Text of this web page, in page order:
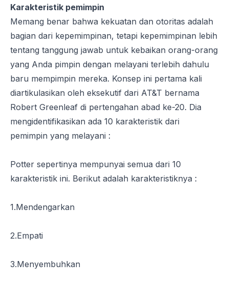
Karakteristik pemimpin
Memang benar bahwa kekuatan dan otoritas adalah
bagian dari kepemimpinan, tetapi kepemimpinan lebih
tentang tanggung jawab untuk kebaikan orang-orang
yang Anda pimpin dengan melayani terlebih dahulu
baru mempimpin mereka. Konsep ini pertama kali
diartikulasikan oleh eksekutif dari AT&T bernama
Robert Greenleaf di pertengahan abad ke-20. Dia
mengidentifikasikan ada 10 karakteristik dari
pemimpin yang melayani :
Potter sepertinya mempunyai semua dari 10
karakteristik ini. Berikut adalah karakteristiknya :
1.Mendengarkan
2.Empati
3.Menyembuhkan